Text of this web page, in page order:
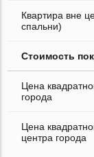
Квартира вне
спальни)
Стоимость
Цена
города
Цена
центра города